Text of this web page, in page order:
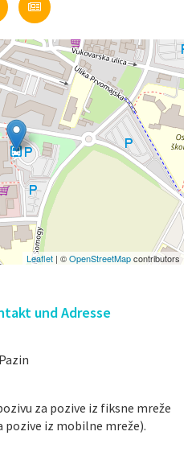
Leaflet | ©OpenStreetMapcontributors
und Adresse
za pozive iz fiksne mreže
pozive iz mobilne mreže).